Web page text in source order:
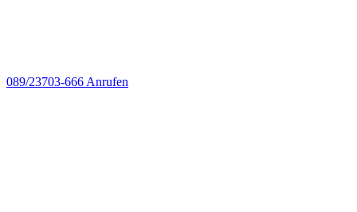
089/23703-666 Anrufen